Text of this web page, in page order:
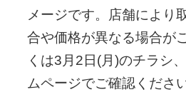
メージです。店舗により
合や価格が異なる場合が
くは3月2日(月)のチラシ
ムページでご確認ください